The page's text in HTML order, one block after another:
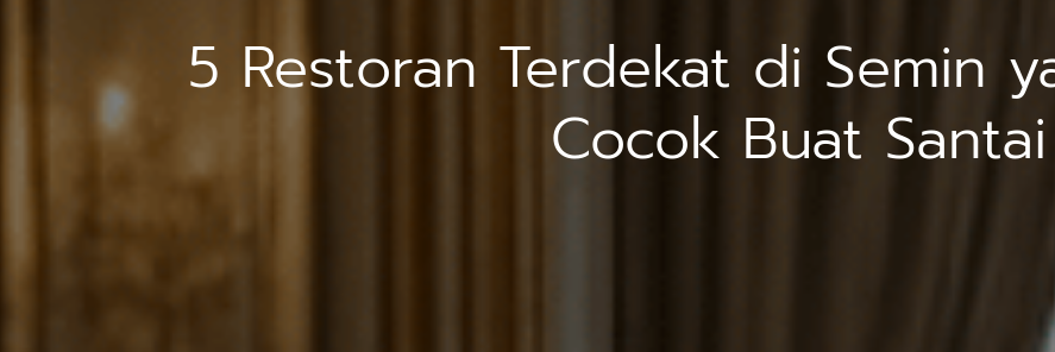
5 Restoran Terdekat di Semin
Cocok Buat Santai